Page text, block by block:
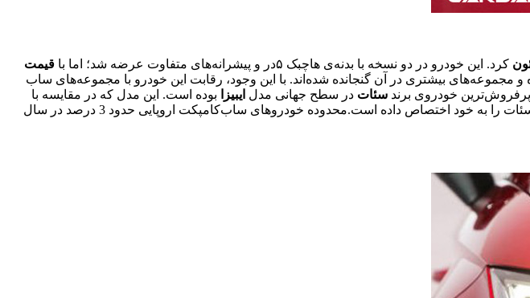
کرد. این خودرو در دو نسخه با بدنه‌ی هاچبک ۵در و پیشرانه‌های متفاوت عرضه شد؛ اما با
قیمت
مجموعه‌های بیشتری در آن گنجانده شده‌اند. با این وجود، رقابت این خودرو با مجموعه‌های ساب
سئات در سطح جهانی مدل ایبیزا
بوده است. این مدل که در مقایسه با
لئون بدنه‌ی کوچک‌تری دارد، با فروش نزدیک به ۲۰۰ هزار دستگاه در سال، بخش اصلی تولید در کارخانه‌ی سئات را به خود اختصاص داده است.محدوده خودروهای ساب‌کامپکت اروپایی حدود 3 درصد در سال